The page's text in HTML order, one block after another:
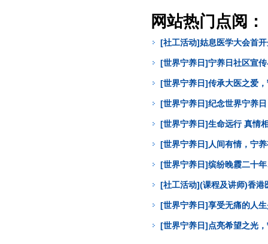
网站热门点阅：
[社工活动]姑息医学大会首
[世界宁养日]宁养日社区宣
[世界宁养日]传承大医之爱
[世界宁养日]纪念世界宁养
[世界宁养日]生命远行 真情
[世界宁养日]人间有情，宁
[世界宁养日]缤纷晚霞二十
[社工活动](课程及讲师)香
[世界宁养日]享受无痛的人
[世界宁养日]点亮希望之光